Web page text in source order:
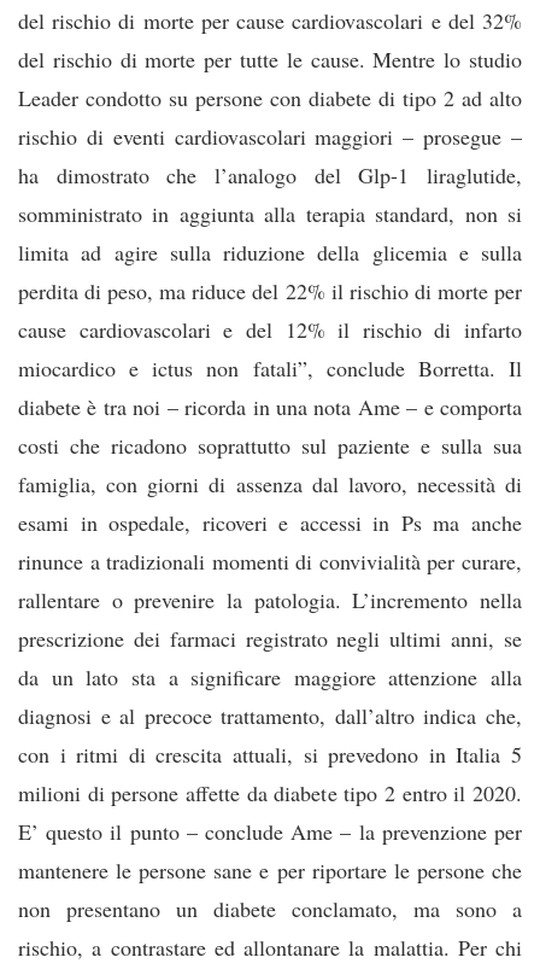
del rischio di morte per cause cardiovascolari e del 32%
del rischio di morte per tutte le cause. Mentre lo studio
Leader condotto su persone con diabete di tipo 2 ad alto
rischio di eventi cardiovascolari maggiori – prosegue –
ha dimostrato che l’analogo del Glp-1 liraglutide,
somministrato in aggiunta alla terapia standard, non si
limita ad agire sulla riduzione della glicemia e sulla
perdita di peso, ma riduce del 22% il rischio di morte per
cause cardiovascolari e del 12% il rischio di infarto
miocardico e ictus non fatali”, conclude Borretta. Il
diabete è tra noi – ricorda in una nota Ame – e comporta
costi che ricadono soprattutto sul paziente e sulla sua
famiglia, con giorni di assenza dal lavoro, necessità di
esami in ospedale, ricoveri e accessi in Ps ma anche
rinunce a tradizionali momenti di convivialità per curare,
rallentare o prevenire la patologia. L’incremento nella
prescrizione dei farmaci registrato negli ultimi anni, se
da un lato sta a significare maggiore attenzione alla
diagnosi e al precoce trattamento, dall’altro indica che,
con i ritmi di crescita attuali, si prevedono in Italia 5
milioni di persone affette da diabete tipo 2 entro il 2020.
E’ questo il punto – conclude Ame – la prevenzione per
mantenere le persone sane e per riportare le persone che
non presentano un diabete conclamato, ma sono a
rischio, a contrastare ed allontanare la malattia. Per chi